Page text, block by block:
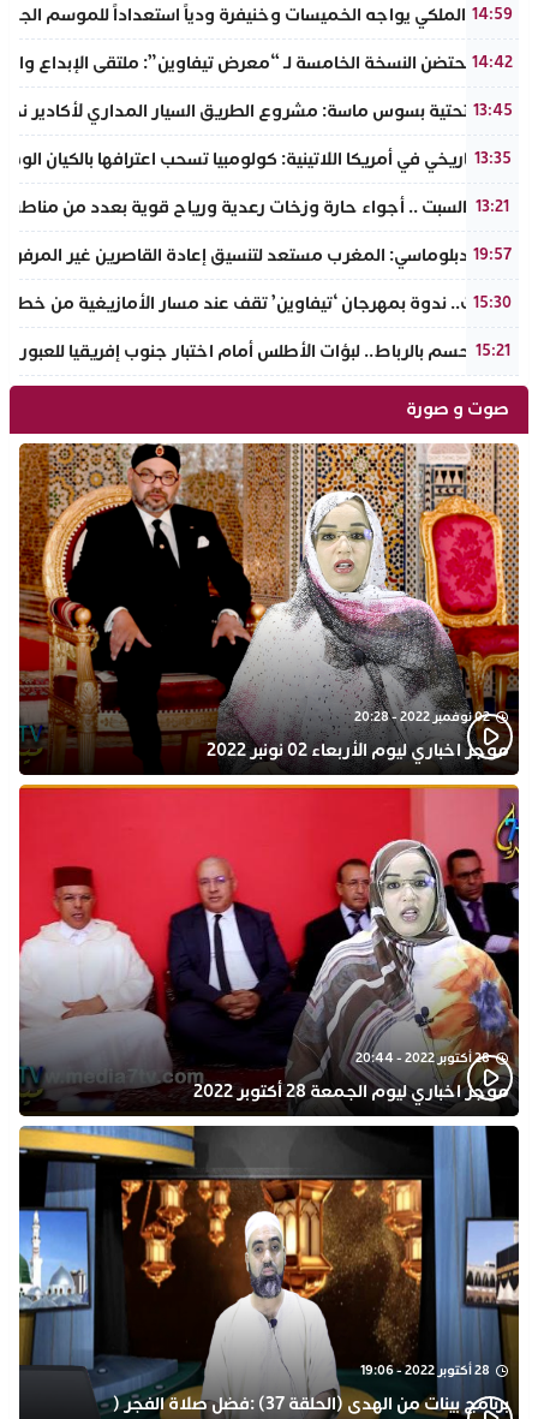
14:59
الجيش الملكي يواجه الخميسات وخنيفرة ودياً استعداداً للموسم
14:42
إنزكان تحتضن النسخة الخامسة لـ “معرض تيفاوين”: ملتقى الإبداع
13:45
البنية التحتية بسوس ماسة: مشروع الطريق السيار المداري لأكادير
13:35
تحول تاريخي في أمريكا اللاتينية: كولومبيا تسحب اعترافها بالكيان
13:21
طقس السبت .. أجواء حارة وزخات رعدية ورياح قوية بعدد من مناطق
19:57
مصدر دبلوماسي: المغرب مستعد لتنسيق إعادة القاصرين غير
15:30
تافراوت.. ندوة بمهرجان ‘تيفاوين’ تقف عند مسار الأمازيغية من
15:21
سبت الحسم بالرباط.. لبؤات الأطلس أمام اختبار جنوب إفريقيا للعبور
صوت و صورة
02 نوفمبر 2022 - 20:28
موجز اخباري ليوم الأربعاء 02 نونبر 2022
28 أكتوبر 2022 - 20:44
موجز اخباري ليوم الجمعة 28 أكتوبر 2022
28 أكتوبر 2022 - 19:06
برنامج بينات من الهدى (الحلقة 37) :فضل صلاة الفجر (